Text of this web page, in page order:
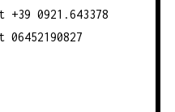
0921.643378